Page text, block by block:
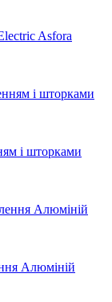
Asfora
і шторками
Алюміній